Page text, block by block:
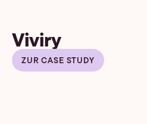
Viviry
ZUR CASE STUDY